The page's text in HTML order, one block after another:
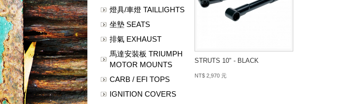
燈具/車燈 TAILLIGHTS
坐墊 SEATS
排氣 EXHAUST
馬達安裝板 TRIUMPH
MOTOR MOUNTS
CARB / EFI TOPS
IGNITION COVERS
STRUTS 10" - BLACK
NT$ 2,970 元